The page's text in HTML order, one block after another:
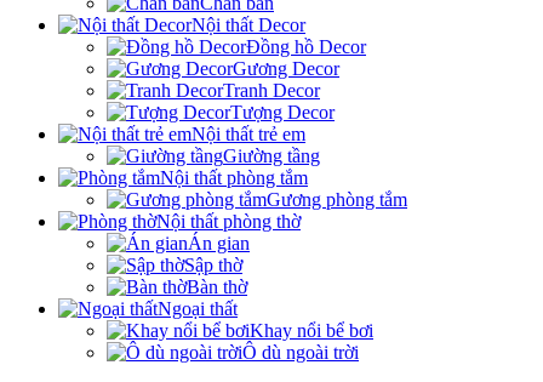
Nội thất Decor
Đồng hồ Decor
Gương Decor
Tranh Decor
Tượng Decor
Nội thất trẻ em
Giường tầng
Nội thất phòng tắm
Gương phòng tắm
Nội thất phòng thờ
Án gian
Sập thờ
Bàn thờ
Ngoại thất
Khay nổi bể bơi
Ô dù ngoài trời